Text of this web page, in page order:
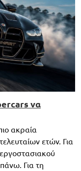
να
ακραία
ετών. Για
Για τη